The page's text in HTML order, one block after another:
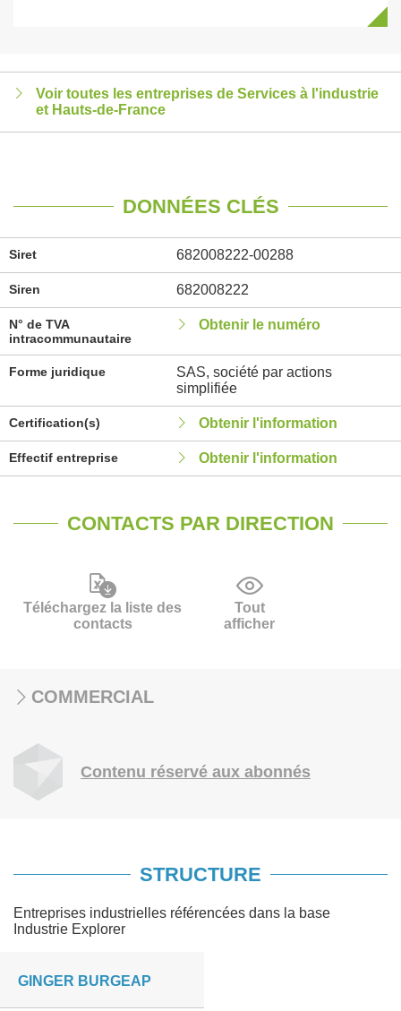
Voir toutes les entreprises de Services à l'industrie
et Hauts-de-France
DONNÉES CLÉS
Siret 682008222-00288
Siren 682008222
N° de TVA
intracommunautaire
Obtenir le numéro
Forme juridique
SAS, société par actions
simplifiée
Certification(s) Obtenir l'information
Effectif entreprise Obtenir l'information
CONTACTS PAR DIRECTION
Téléchargez la liste des
contacts
Tout
afficher
COMMERCIAL
Contenu réservé aux abonnés
STRUCTURE
Entreprises industrielles référencées dans la base
Industrie Explorer
GINGER BURGEAP